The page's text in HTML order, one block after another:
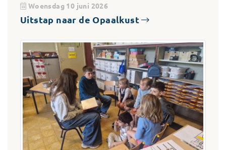
Woensdag 10 juni 2026
Uitstap naar de Opaalkust